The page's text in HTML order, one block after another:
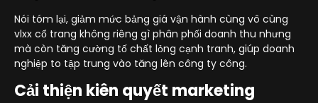
Nói tóm lại, giảm mức bảng giá vận hành cùng vô cùng
vlxx cổ trang không riêng gì phân phối doanh thu nhưng
mà còn tăng cường tố chất lỏng cạnh tranh, giúp doanh
nghiệp to tập trung vào tăng lên công ty công.
Cải thiện kiên quyết marketing